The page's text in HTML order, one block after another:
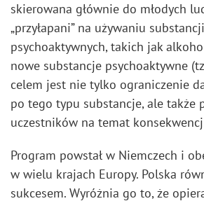
skierowana głównie do młodych
„przyłapani” na używaniu substancji
psychoaktywnych, takich jak
nowe substancje psychoaktywne
celem jest nie tylko ograniczenie
po tego typu substancje, ale także
uczestników na temat
Program powstał w Niemczech i
w wielu krajach Europy. Polska
sukcesem. Wyróżnia go to, że